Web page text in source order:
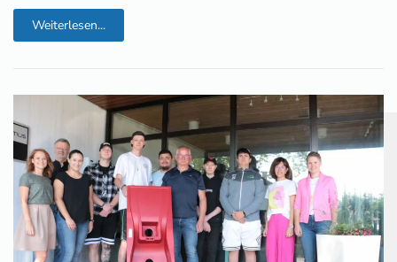
Weiterlesen...